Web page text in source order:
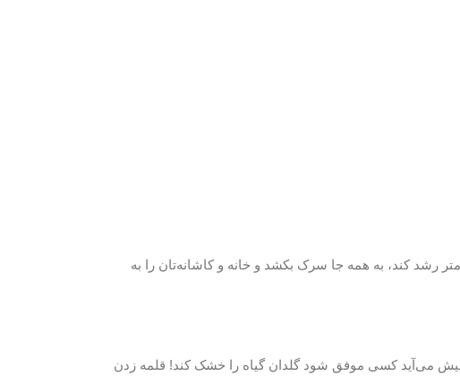
زیبا از خانواده شیپوری‌ها و اهل جزایر اقیانوس آرام است که اگر کمی مراقبش باشید، می‌تواند تا 300 سانتی متر رشد کند، به همه جا سرک بکشد و خانه و کاشانه‌تان را به
پیش می‌آید کسی موفق شود گلدان گیاه را خشک کند! قلمه زدن